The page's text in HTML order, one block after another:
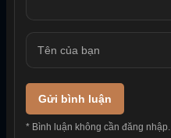
Gửi bình luận
* Bình luận không cần đăng nhập.